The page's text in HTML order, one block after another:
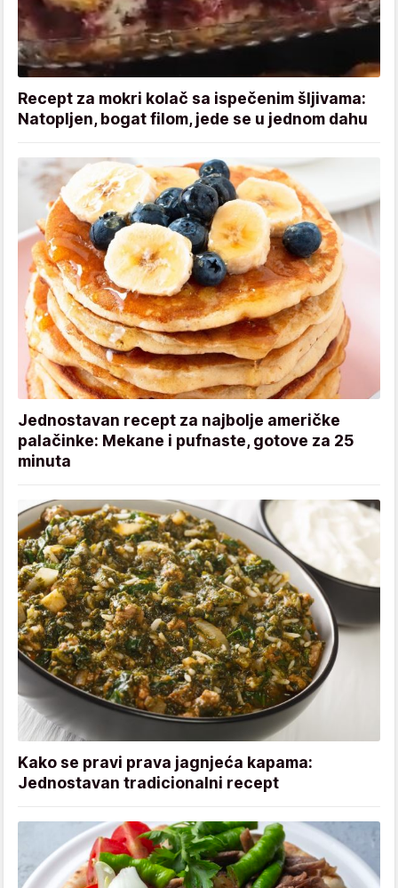
Recept za mokri kolač sa ispečenim šljivama:
Natopljen, bogat filom, jede se u jednom dahu
Jednostavan recept za najbolje američke
palačinke: Mekane i pufnaste, gotove za 25
minuta
Kako se pravi prava jagnjeća kapama:
Jednostavan tradicionalni recept